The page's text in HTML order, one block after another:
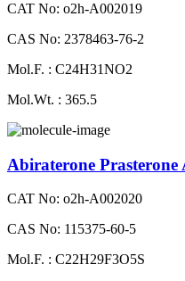
CAT No: o2h-A002019
CAS No: 2378463-76-2
Mol.F. : C24H31NO2
Mol.Wt. : 365.5
Abiraterone Prasterone
CAT No: o2h-A002020
CAS No: 115375-60-5
Mol.F. : C22H29F3O5S